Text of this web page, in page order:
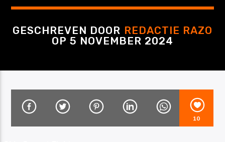
TITLE
ARTIST
GESCHREVEN DOOR REDACTIE RAZO
OP 5 NOVEMBER 2024
10